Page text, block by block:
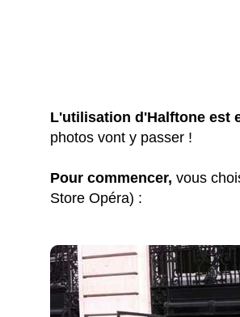
L'utilisation d'Halftone est
photos vont y passer !
Pour commencer, vous
Store Opéra) :